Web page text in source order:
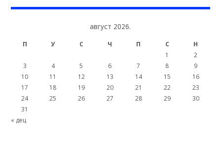
август 2026.
П У С Ч П С
Н
1
2
3
4 5 6 7 8
9
10
11 12 13 14 15
16
17
18 19 20 21 22
23
24
25 26 27 28 29
30
31
« дец